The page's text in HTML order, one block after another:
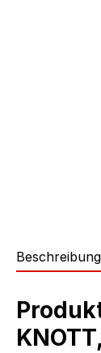
Beschreibung